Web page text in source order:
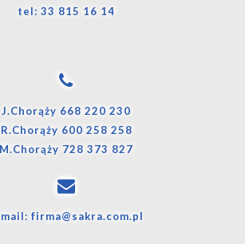
tel: 33 815 16 14
J.Chorąży 668 220 230
R.Chorąży 600 258 258
M.Chorąży 728 373 827
firma@sakra.com.pl